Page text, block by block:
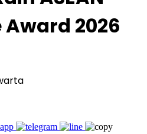
Award 2026